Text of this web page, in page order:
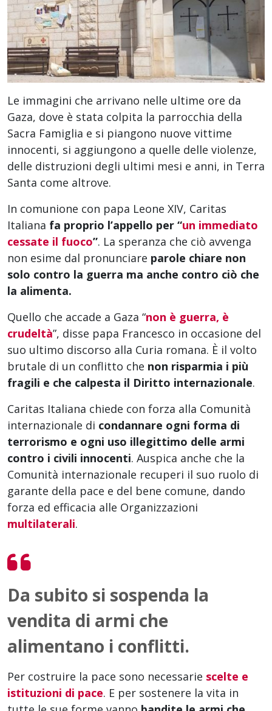
Le immagini che arrivano nelle ultime ore da
Gaza, dove è stata colpita la parrocchia della
Sacra Famiglia e si piangono nuove vittime
innocenti, si aggiungono a quelle delle violenze,
delle distruzioni degli ultimi mesi e anni, in Terra
Santa come altrove.
In comunione con papa Leone XIV, Caritas
Italiana fa proprio l’appello per “un immediato
cessate il fuoco”. La speranza che ciò avvenga
non esime dal pronunciare parole chiare non
solo contro la guerra ma anche contro ciò che
la alimenta.
Quello che accade a Gaza “non è guerra, è
crudeltà”, disse papa Francesco in occasione del
suo ultimo discorso alla Curia romana. È il volto
brutale di un conflitto che non risparmia i più
fragili e che calpesta il Diritto internazionale.
Caritas Italiana chiede con forza alla Comunità
internazionale di condannare ogni forma di
terrorismo e ogni uso illegittimo delle armi
contro i civili innocenti. Auspica anche che la
Comunità internazionale recuperi il suo ruolo di
garante della pace e del bene comune, dando
forza ed efficacia alle Organizzazioni
multilaterali.
Da subito si sospenda la
vendita di armi che
alimentano i conflitti.
Per costruire la pace sono necessarie scelte e
istituzioni di pace. E per sostenere la vita in